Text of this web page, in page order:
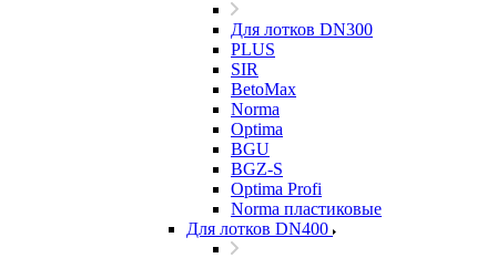
Для лотков DN300
PLUS
SIR
BetoMax
Norma
Optima
BGU
BGZ-S
Optima Profi
Norma пластиковые
Для лотков DN400